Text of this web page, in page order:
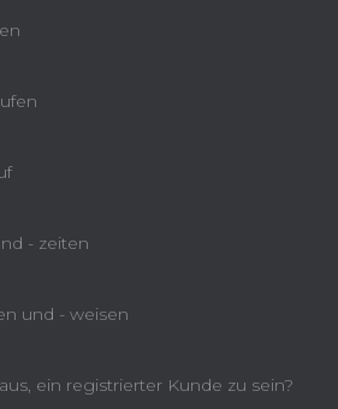
- zeiten
und - weisen
ein registrierter Kunde zu sein?